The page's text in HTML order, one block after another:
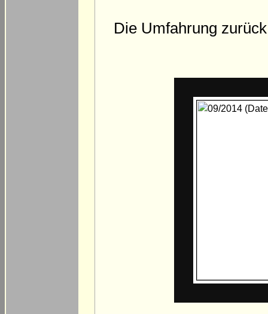
Die Umfahrung